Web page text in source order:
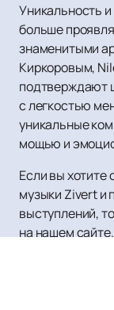
Уникальность
больше
знаменитыми
Киркоровым,
подтверждают
с легкостью
уникальные
мощью и
Если вы хотите
музыки Zivert и
выступлений,
на нашем